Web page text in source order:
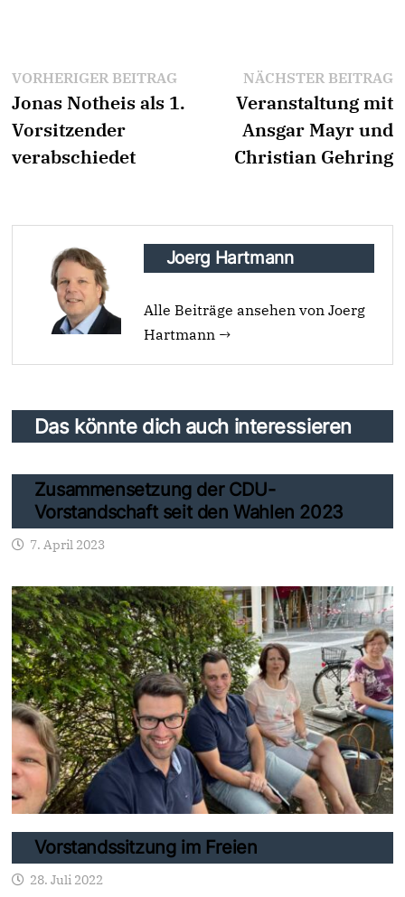
Beitragsnavigation
VORHERIGER BEITRAGVorheriger
Beitrag:
Jonas Notheis als 1.
Vorsitzender
verabschiedet
NÄCHSTER BEITRAG
Veranstaltung mit
Ansgar Mayr und
Christian Gehring
Joerg Hartmann
Alle Beiträge ansehen von Joerg
Hartmann →
Das könnte dich auch interessieren
Zusammensetzung der CDU-
Vorstandschaft seit den Wahlen 2023
7. April 2023
Vorstandssitzung im Freien
28. Juli 2022